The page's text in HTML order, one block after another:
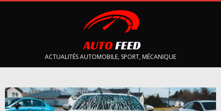
AUTOFEED
ACTUALITÉS AUTOMOBILE, SPORT, MÉCANIQUE
Menu